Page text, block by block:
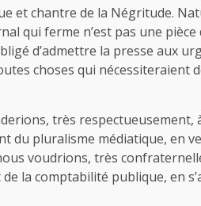
et chantre de la Négritude.
qui ferme n’est pas une
d’admettre la presse aux
choses qui nécessiteraient
très respectueusement,
du pluralisme médiatique, en
voudrions, très
la comptabilité publique, en